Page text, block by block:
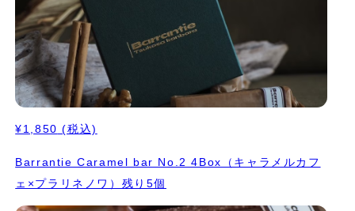
¥1,850 (税込)
Barrantie Caramel bar No.2 4Box（キャラメルカフ
ェ×プラリネノワ）残り5個